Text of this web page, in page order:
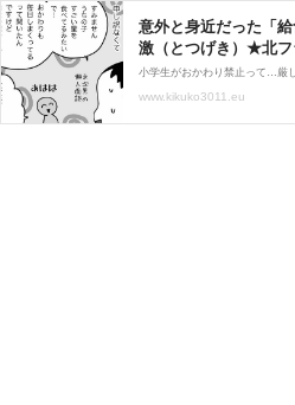
意外と身近だった「
激（とつげき）★北フ
Powered by ライブド
www.kikuko3011.eu